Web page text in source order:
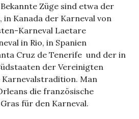
Züge sind etwa der
in Kanada der Karneval von
Karneval Laetare
in Rio, in Spanien
Cruz de Tenerife und der in
der Vereinigten
Karnevalstradition. Man
die französische
für den Karneval.